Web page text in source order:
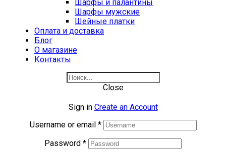
Шарфы и палантины
Шарфы мужские
Шейные платки
Оплата и доставка
Блог
О магазине
Контакты
Close
Sign in Create an Account
Username or email *
Password *